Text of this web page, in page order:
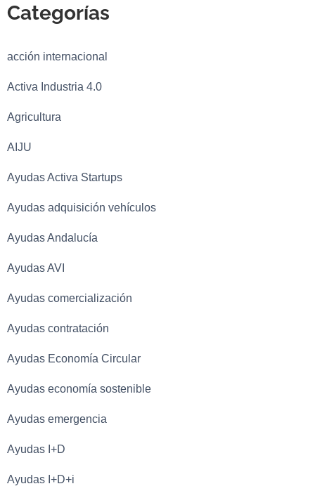
Categorías
acción internacional
Activa Industria 4.0
Agricultura
AIJU
Ayudas Activa Startups
Ayudas adquisición vehículos
Ayudas Andalucía
Ayudas AVI
Ayudas comercialización
Ayudas contratación
Ayudas Economía Circular
Ayudas economía sostenible
Ayudas emergencia
Ayudas I+D
Ayudas I+D+i